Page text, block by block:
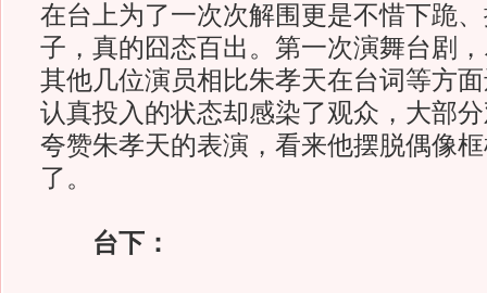
在台上为了一次次解围更是不惜下跪
子，真的囧态百出。第一次演舞台剧
其他几位演员相比朱孝天在台词等方
认真投入的状态却感染了观众，大部
夸赞朱孝天的表演，看来他摆脱偶像
了。
台下：